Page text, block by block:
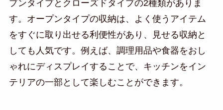
プンタイプとクローズドタイプの2種類がありま
す。オープンタイプの収納は、よく使うアイテム
をすぐに取り出せる利便性があり、見せる収納と
しても人気です。例えば、調理用品や食器をおし
ゃれにディスプレイすることで、キッチンをイン
テリアの一部として楽しむことができます。